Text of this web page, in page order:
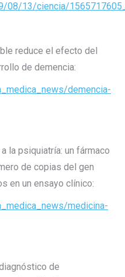
08/13/ciencia/
reduce el efecto del
de demencia:
demencia-
la psiquiatría: un fármaco
de copias del gen
en un ensayo clínico:
medicina-
de